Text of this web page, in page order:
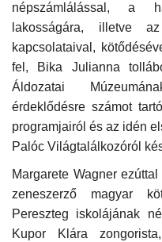
népszámlálással, a
lakosságára, illetve
kapcsolataival,
fel, Bika Julianna
Áldozatai
érdeklődésre számot
programjairól és az idén
Palóc Világtalálkozóról
Margarete Wagner
zeneszerző magyar
Pereszteg iskolájának
Kupor Klára